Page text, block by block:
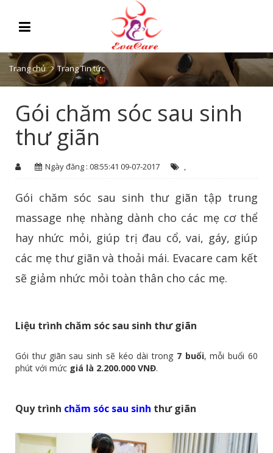
Trang chủ Trang Tin tức
Gói chăm sóc sau sinh
thư giãn
Ngày đăng : 08:55:41 09-07-2017 ,
Gói chăm sóc sau sinh thư giãn tập trung
massage nhẹ nhàng dành cho các mẹ cơ thể
hay nhức mỏi, giúp trị đau cổ, vai, gáy, giúp
các mẹ thư giãn và thoải mái. Evacare cam kết
sẽ giảm nhức mỏi toàn thân cho các mẹ.
Liệu trình chăm sóc sau sinh thư giãn
Gói thư giãn sau sinh sẽ kéo dài trong 7 buổi, mỗi buổi 60
phút với mức giá là 2.200.000 VNĐ.
Quy trình chăm sóc sau sinh thư giãn